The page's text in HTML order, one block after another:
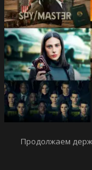
Продолжаем